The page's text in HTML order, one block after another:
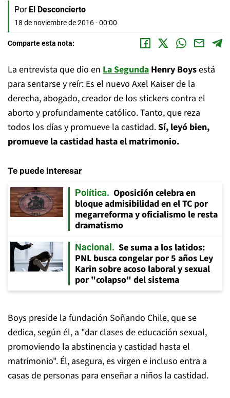
Por El Desconcierto
18 de noviembre de 2016 - 00:00
Comparte esta nota:
La entrevista que dio en La Segunda Henry Boysestá
para sentarse y reír: Es el nuevo Axel Kaiser de la
derecha, abogado, creador de los stickers contra el
aborto y profundamente católico. Tanto, que reza
todos los días y promueve la castidad.Sí, leyó bien,
promueve la castidad hasta el matrimonio.
Te puede interesar
Política
Oposición celebra en
bloque admisibilidad en el TC por
megarreforma y oficialismo le resta
dramatismo
Nacional
Se suma a los latidos:
PNL busca congelar por 5 años Ley
Karin sobre acoso laboral y sexual
por "colapso" del sistema
Boys preside la fundación Soñando Chile, que se
dedica, según él, a "dar clases de educación sexual,
promoviendo la abstinencia y castidad hasta el
matrimonio". Él, asegura, es virgen e incluso entra a
casas de personas para enseñar a niños la castidad.